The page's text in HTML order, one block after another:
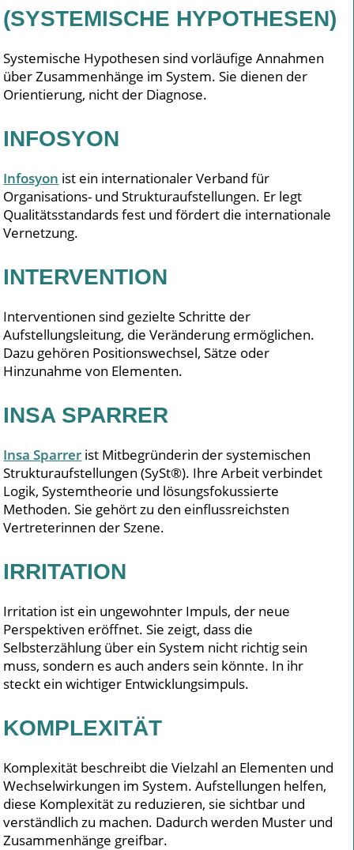
(SYSTEMISCHE HYPOTHESEN)
Systemische Hypothesen sind vorläufige Annahmen
über Zusammenhänge im System. Sie dienen der
Orientierung, nicht der Diagnose.
INFOSYON
Infosyon ist ein internationaler Verband für
Organisations- und Strukturaufstellungen. Er legt
Qualitätsstandards fest und fördert die internationale
Vernetzung.
INTERVENTION
Interventionen sind gezielte Schritte der
Aufstellungsleitung, die Veränderung ermöglichen.
Dazu gehören Positionswechsel, Sätze oder
Hinzunahme von Elementen.
INSA SPARRER
Insa Sparrer ist Mitbegründerin der systemischen
Strukturaufstellungen (SySt®). Ihre Arbeit verbindet
Logik, Systemtheorie und lösungsfokussierte
Methoden. Sie gehört zu den einflussreichsten
Vertreterinnen der Szene.
IRRITATION
Irritation ist ein ungewohnter Impuls, der neue
Perspektiven eröffnet. Sie zeigt, dass die
Selbsterzählung über ein System nicht richtig sein
muss, sondern es auch anders sein könnte. In ihr
steckt ein wichtiger Entwicklungsimpuls.
KOMPLEXITÄT
Komplexität beschreibt die Vielzahl an Elementen und
Wechselwirkungen im System. Aufstellungen helfen,
diese Komplexität zu reduzieren, sie sichtbar und
verständlich zu machen. Dadurch werden Muster und
Zusammenhänge greifbar.